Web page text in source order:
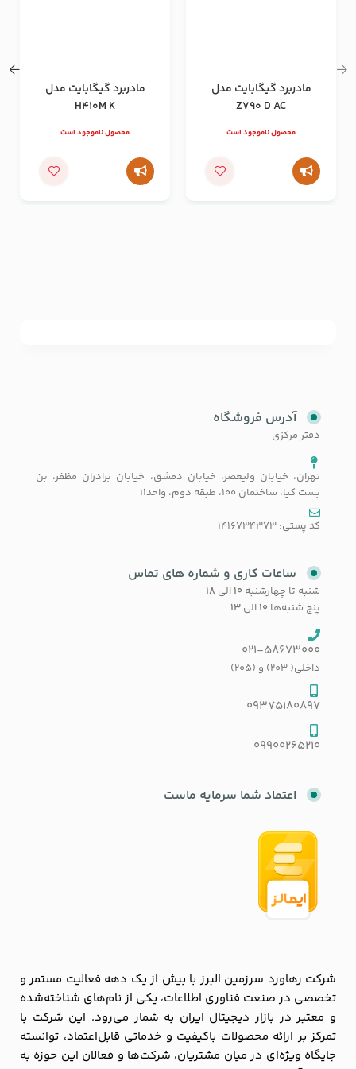
مادربرد گیگابایت مدل
Z790 D AC
محصول ناموجود است
مادربرد گیگابایت مدل
H410M K
محصول ناموجود است
آدرس فروشگاه
دفتر مرکزی
تهران، خیابان ولیعصر، خیابان دمشق، خیابان برادران مظفر، بن
بست کیا، ساختمان 100، طبقه دوم، واحد11
کد پستی: 1416734373
ساعات کاری و شماره های تماس
شنبه تا چهارشنبه ۱۰ الی ۱۸
پنج شنبه‌ها ۱۰ الی ۱۳
021-58673000
داخلی( 203) و (205)
09375180897
09900265210
اعتماد شما سرمایه ماست
شرکت رهاورد سرزمین البرز با بیش از یک دهه فعالیت مستمر و
تخصصی در صنعت فناوری اطلاعات، یکی از نام‌های شناخته‌شده
و معتبر در بازار دیجیتال ایران به شمار می‌رود. این شرکت با
تمرکز بر ارائه محصولات باکیفیت و خدماتی قابل‌اعتماد، توانسته
جایگاه ویژه‌ای در میان مشتریان، شرکت‌ها و فعالان این حوزه به